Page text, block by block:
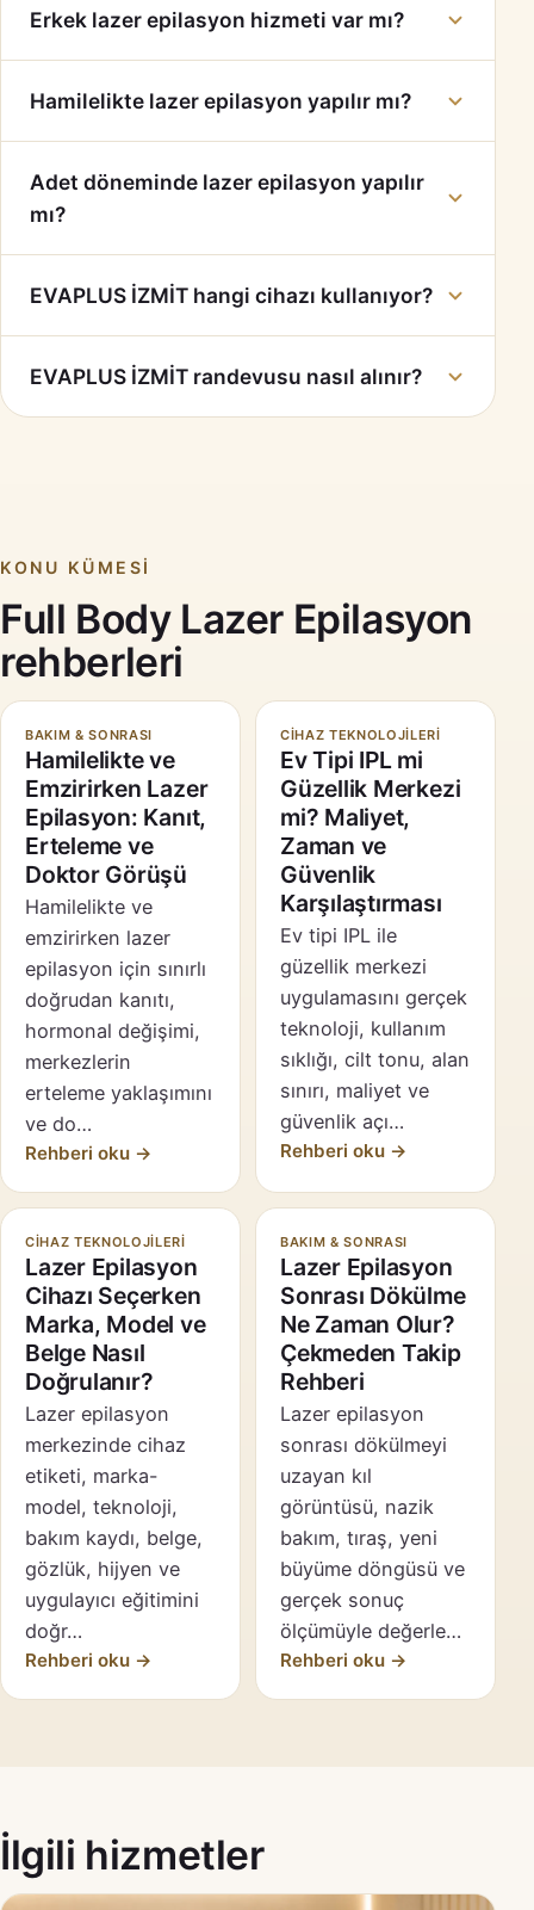
Erkek lazer epilasyon hizmeti var mı?
Hamilelikte lazer epilasyon yapılır mı?
Adet döneminde lazer epilasyon yapılır
mı?
EVAPLUS İZMİT hangi cihazı kullanıyor?
EVAPLUS İZMİT randevusu nasıl alınır?
KONU KÜMESI
Full Body Lazer Epilasyon
rehberleri
BAKIM & SONRASI
Hamilelikte ve
Emzirirken Lazer
Epilasyon: Kanıt,
Erteleme ve
Doktor Görüşü
Hamilelikte ve
emzirirken lazer
epilasyon için sınırlı
doğrudan kanıtı,
hormonal değişimi,
merkezlerin
erteleme yaklaşımını
ve do…
Rehberi oku →
CIHAZ TEKNOLOJILERI
Ev Tipi IPL mi
Güzellik Merkezi
mi? Maliyet,
Zaman ve
Güvenlik
Karşılaştırması
Ev tipi IPL ile
güzellik merkezi
uygulamasını gerçek
teknoloji, kullanım
sıklığı, cilt tonu, alan
sınırı, maliyet ve
güvenlik açı…
Rehberi oku →
CIHAZ TEKNOLOJILERI
Lazer Epilasyon
Cihazı Seçerken
Marka, Model ve
Belge Nasıl
Doğrulanır?
Lazer epilasyon
merkezinde cihaz
etiketi, marka-
model, teknoloji,
bakım kaydı, belge,
gözlük, hijyen ve
uygulayıcı eğitimini
doğr…
Rehberi oku →
BAKIM & SONRASI
Lazer Epilasyon
Sonrası Dökülme
Ne Zaman Olur?
Çekmeden Takip
Rehberi
Lazer epilasyon
sonrası dökülmeyi
uzayan kıl
görüntüsü, nazik
bakım, tıraş, yeni
büyüme döngüsü ve
gerçek sonuç
ölçümüyle değerle…
Rehberi oku →
İlgili hizmetler